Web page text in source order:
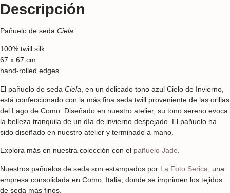
Descripción
Pañuelo de seda Ciela:
100% twill silk
67 x 67 cm
hand-rolled edges
El pañuelo de seda Ciela , en un delicado tono azul Cielo de Invierno,
está confeccionado con la más fina seda twill proveniente de las orillas
del Lago de Como. Diseñado en nuestro atelier, su tono sereno evoca
la belleza tranquila de un día de invierno despejado. El pañuelo ha
sido diseñado en nuestro atelier y terminado a mano.
Explora más en nuestra colección con el pañuelo Jade
Nuestros pañuelos de seda son estampados por La Foto Serica , una
empresa consolidada en Como, Italia, donde se imprimen los tejidos
de seda más finos.